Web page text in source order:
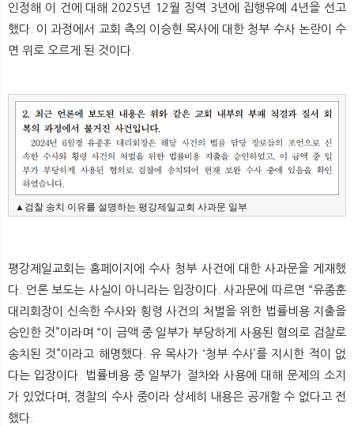
인정해 이 건에 대해 2025년 12월 징역 3년에 집행유예 4년을 선고
했다. 이 과정에서 교회 측의 이승현 목사에 대한 청부 수사 논란이 수
면 위로 오르게 된 것이다.
▲검찰 송치 이유를 설명하는 평강제일교회 사과문 일부
평강제일교회는 홈페이지에 수사 청부 사건에 대한 사과문을 게재했
다. 언론 보도는 사실이 아니라는 입장이다. 사과문에 따르면 “유종훈
대리회장이 신속한 수사와 횡령 사건의 처벌을 위한 법률비용 지출을
승인한 것”이라며 “이 금액 중 일부가 부당하게 사용된 혐의로 검찰로
송치된 것”이라고 해명했다. 유 목사가 ‘청부 수사’를 지시한 적이 없
다는 입장이다. 법률비용 중 일부가 절차와 사용에 대해 문제의 소지
가 있었다며, 경찰의 수사 중이라 상세히 내용은 공개할 수 없다고 전
했다.